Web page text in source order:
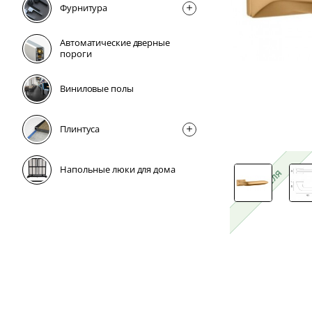
Фурнитура
Автоматические дверные
пороги
Виниловые полы
Плинтусa
Напольные люки для дома 1 неделя
1 неделя